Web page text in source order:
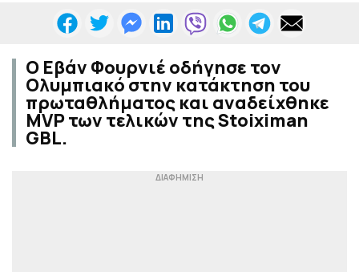
Ο Εβάν Φουρνιέ οδήγησε τον
Ολυμπιακό στην κατάκτηση του
πρωταθλήματος και αναδείχθηκε
MVP των τελικών της Stoiximan
GBL.